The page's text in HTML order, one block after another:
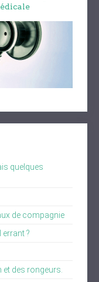
quelques
de compagnie
?
et des rongeurs.